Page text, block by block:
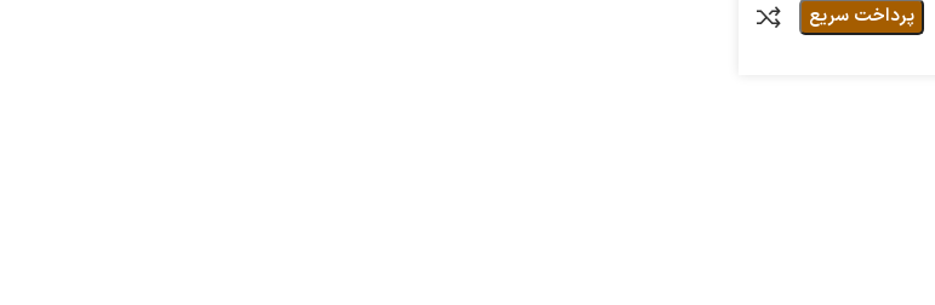
پرداخت سریع